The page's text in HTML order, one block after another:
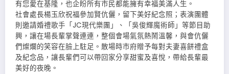
有您愛在基隆，也企盼所有市民都能擁有幸福美滿人生。
社會處長楊玉欣祝福參加賢伉儷，留下美好紀念照；表演團體
則邀請婚禮歌手「JC現代樂團」、「吳俊輝魔術師」等節目助
興，讓在場長輩掌聲連連，整個會場氣氛熱鬧溫馨，與會伉儷
們燦爛的笑容在臉上駐足。散場時市府贈予每對夫妻喜餅禮盒
及紀念品，讓長輩們可以帶回家分享甜蜜及喜悅，帶給長輩最
美好的夜晚。